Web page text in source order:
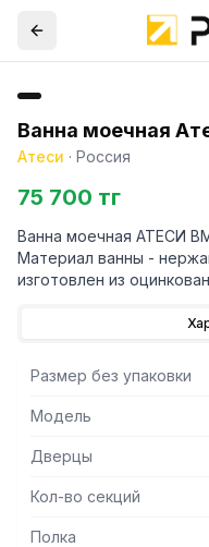
Ванна моечная
Атеси · Россия
75 700 тг
Ванна моечная АТЕСИ
Материал ванны -
изготовлен из
Размер без упаковки
Модель
Дверцы
Кол-во секций
Полка